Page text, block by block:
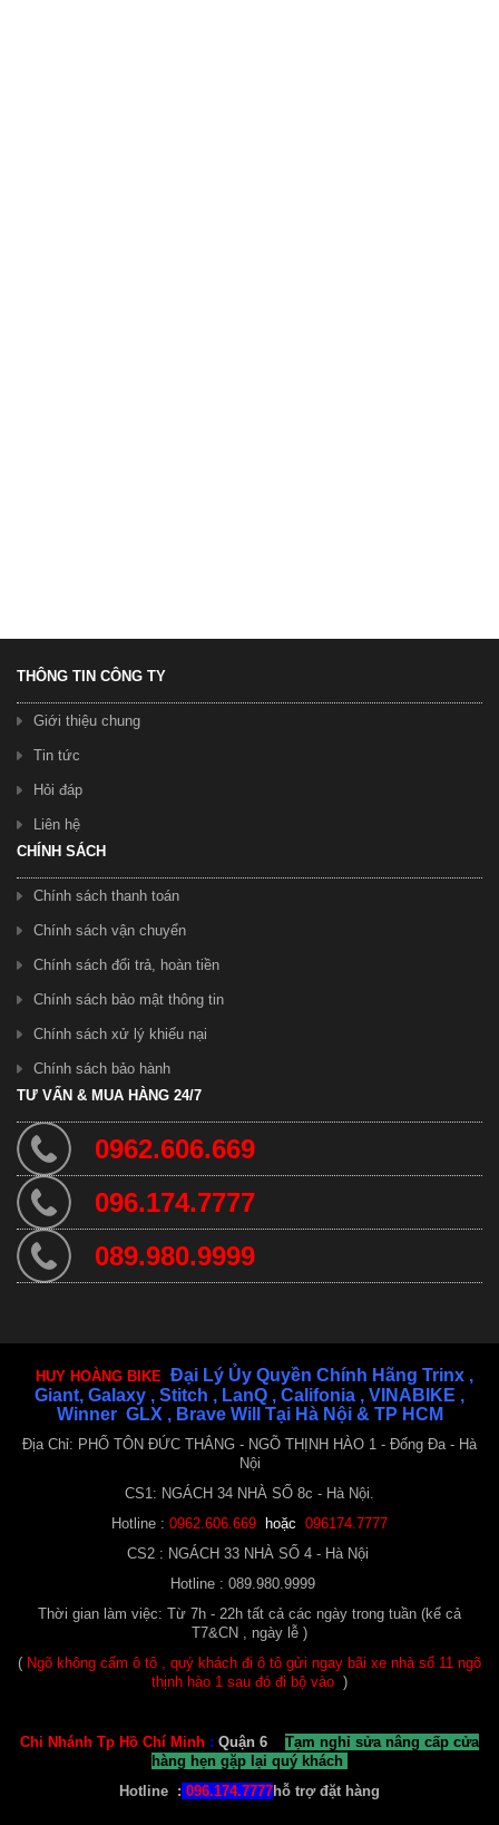
4.300.000 ₫
4.100.000 ₫ 3.750.000 ₫
Xe Đạp Galaxy C100 ( Khung nhôm ) 24 tốc độ
4.100.000 ₫ 3.750.000 ₫
THÔNG TIN CÔNG TY
Giới thiệu chung
Tin tức
Hỏi đáp
Liên hệ
CHÍNH SÁCH
Chính sách thanh toán
Chính sách vận chuyển
Chính sách đổi trả, hoàn tiền
Chính sách bảo mật thông tin
Chính sách xử lý khiếu nại
Chính sách bảo hành
TƯ VẤN & MUA HÀNG 24/7
0962.606.669
096.174.7777
089.980.9999
HUY HOÀNG BIKE Đại Lý Ủy Quyền Chính Hãng Trinx ,
Giant, Galaxy , Stitch , LanQ , Califonia , VINABIKE ,
Winner GLX , Brave Will Tại Hà Nội & TP HCM
Địa Chỉ: PHỐ TÔN ĐỨC THẮNG - NGÕ THỊNH HÀO 1 - Đống Đa - Hà
Nội
CS1: NGÁCH 34 NHÀ SỐ 8c - Hà Nội.
Hotline : 0962.606.669 hoặc 096174.7777
CS2 : NGÁCH 33 NHÀ SỐ 4 - Hà Nội
Hotline : 089.980.9999
Thời gian làm việc: Từ 7h - 22h tất cả các ngày trong tuần (kể cả
T7&CN , ngày lễ )
( Ngõ không cấm ô tô , quý khách đi ô tô gửi ngay bãi xe nhà số 11 ngõ
thịnh hào 1 sau đó đi bộ vào )
Chi Nhánh Tp Hồ Chí Minh : Quận 6 Tạm nghỉ sửa nâng cấp cửa
hàng hẹn gặp lại quý khách
Hotline : 096.174.7777hỗ trợ đặt hàng